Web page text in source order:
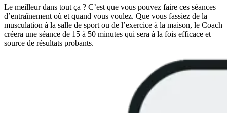
Le meilleur dans tout ça ? C’est que vous pouvez faire ces séances
d’entraînement où et quand vous voulez. Que vous fassiez de la
musculation à la salle de sport ou de l’exercice à la maison, le Coach
créera une séance de 15 à 50 minutes qui sera à la fois efficace et
source de résultats probants.